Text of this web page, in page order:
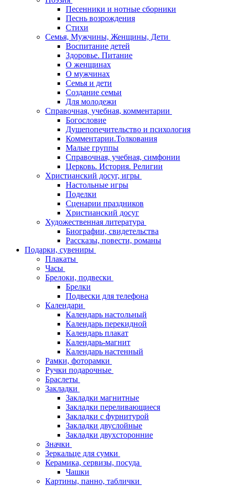
Песенники и нотные сборники
Песнь возрождения
Стихи
Семья, Мужчины, Женщины, Дети
Воспитание детей
Здоровье. Питание
О женщинах
О мужчинах
Семья и дети
Создание семьи
Для молодежи
Справочная, учебная, комментарии
Богословие
Душепопечительство и психология
Комментарии.Толкования
Малые группы
Справочная, учебная, симфонии
Церковь. История. Религии
Христианский досуг, игры
Настольные игры
Поделки
Сценарии праздников
Христианский досуг
Художественная литература
Биографии, свидетельства
Рассказы, повести, романы
Подарки, сувениры
Плакаты
Часы
Брелоки, подвески
Брелки
Подвески для телефона
Календари
Календарь настольный
Календарь перекидной
Календарь плакат
Календарь-магнит
Календарь настенный
Рамки, фоторамки
Ручки подарочные
Браслеты
Закладки
Закладки магнитные
Закладки переливающиеся
Закладки с фурнитурой
Закладки двуслойные
Закладки двухсторонние
Значки
Зеркальце для сумки
Керамика, сервизы, посуда
Чашки
Картины, панно, таблички